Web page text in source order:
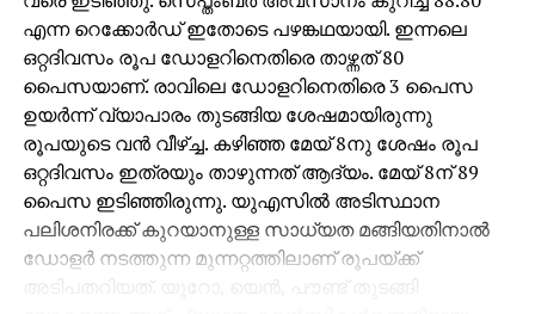
എന്ന റെക്കോര്‍ഡ് ഇതോടെ പഴങ്കഥയായി. ഇന്നലെ
ഒറ്റദിവസം രൂപ ഡോളറിനെതിരെ താഴ്ന്നത് 80
പൈസയാണ്. രാവിലെ ഡോളറിനെതിരെ 3 പൈസ
ഉയര്‍ന്ന് വ്യാപാരം തുടങ്ങിയ ശേഷമായിരുന്നു
രൂപയുടെ വന്‍ വീഴ്ച്ച. കഴിഞ്ഞ മേയ് 8നു ശേഷം രൂപ
ഒറ്റദിവസം ഇത്രയും താഴുന്നത് ആദ്യം. മേയ് 8ന് 89
പൈസ ഇടിഞ്ഞിരുന്നു. യുഎസില്‍ അടിസ്ഥാന
പലിശനിരക്ക് കുറയാനുള്ള സാധ്യത മങ്ങിയതിനാല്‍
ഡോളര്‍ നടത്തുന്ന മുന്നറ്റത്തിലാണ് രൂപയ്ക്ക്